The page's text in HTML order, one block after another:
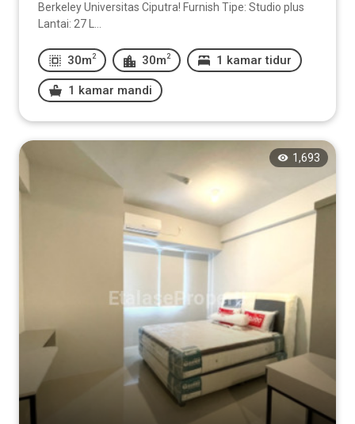
Berkeley Universitas Ciputra! Furnish Tipe: Studio plus
Lantai: 27 L...
30m 2 30m 2 1 kamar tidur
1 kamar mandi
1,693